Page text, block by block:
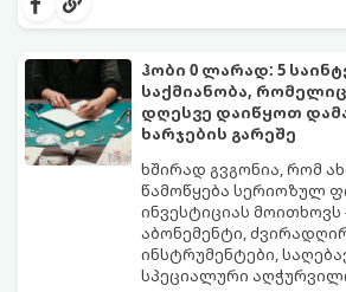
ჰობი 0 ლარად: 5
საქმიანობა,
დღესვე დაიწყოთ
ხარჯების გარეშე
ხშირად გვგონია, რომ
წამოწყება სერიოზულ
ინვესტიციას
აბონემენტი,
ინსტრუმენტები,
სპეციალური